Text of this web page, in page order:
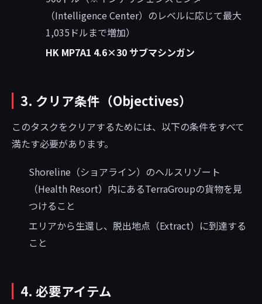
（Intelligence Center）のレベルに応じて最大
1,035ドルまで増加）
HK MP7A1 4.6×30 サブマシンガン
3. クリア条件（Objectives）
このタスクをクリアするためには、以下の条件をすべて
満たす必要があります。
Shoreline（ショアライン）のヘルスリゾート
（Health Resort）内にあるTerraGroupの貨物を見
つけること
エリアから生還し、脱出地点（Extract）に到達する
こと
4. 必要アイテム